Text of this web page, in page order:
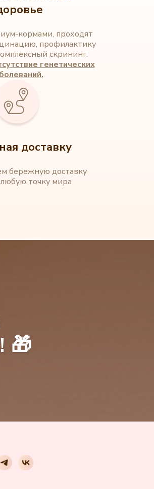
кормами, проходят
профилактику
скрининг.
генетических
доставку
бережную доставку
точку мира
🎁